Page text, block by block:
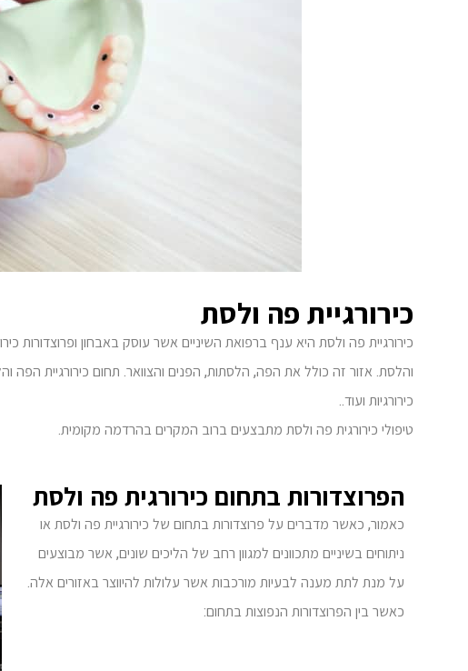
כירורגיית פה ולסת
כירורגיית פה ולסת היא ענף ברפואת השיניים אשר עוסק באבחון ופרוצדורות
והלסת. אזור זה כולל את הפה, הלסתות, הפנים והצוואר. תחום כירורגיית
כירורגיות ועוד..
טיפולי כירורגית פה ולסת מתבצעים ברוב המקרים בהרדמה מקומית.
הפרוצדורות בתחום כירורגית פה ולסת
כאמור, כאשר מדברים על פרוצדורות בתחום של כירורגיית פה ולסת או
ניתוחים בשיניים מתכוונים למגוון רחב של הליכים שונים, אשר מבוצעים
על מנת לתת מענה לבעיות מורכבות אשר עלולות להיווצר באזורים אלה.
כאשר בין הפרוצדורות הנפוצות בתחום: